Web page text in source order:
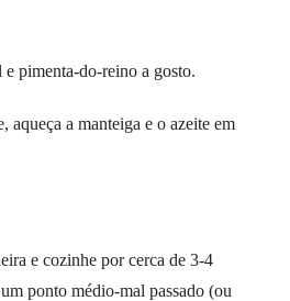
e pimenta-do-reino a gosto.
aqueça a manteiga e o azeite em
e cozinhe por cerca de 3-4
ponto médio-mal passado (ou